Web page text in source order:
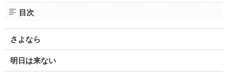
目次
さよなら
明日は来ない